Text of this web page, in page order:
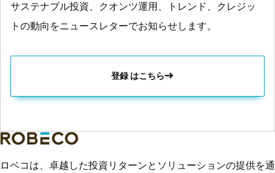
サステナブル投資、クオンツ運用、トレンド、クレジッ
トの動向をニュースレターでお知らせします。
登録 はこちら
ロベコは、卓越した投資リターンとソリューションの提供を通